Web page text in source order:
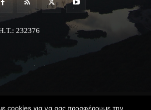
232376
cookies για να σας προσφέρουμε την